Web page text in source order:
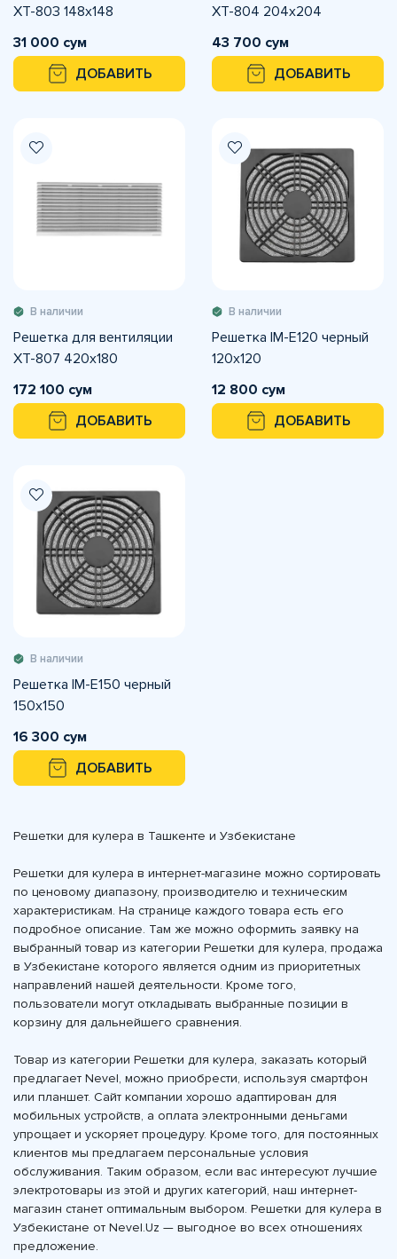
XT-803 148х148
31 000 сум
ДОБАВИТЬ
XT-804 204х204
43 700 сум
ДОБАВИТЬ
В наличии
Решетка для вентиляции
XT-807 420х180
172 100 сум
ДОБАВИТЬ
В наличии
Решетка IM-E120 черный
120х120
12 800 сум
ДОБАВИТЬ
В наличии
Решетка IM-E150 черный
150х150
16 300 сум
ДОБАВИТЬ
Решетки для кулера в Ташкенте и Узбекистане
Решетки для кулера в интернет-магазине можно сортировать
по ценовому диапазону, производителю и техническим
характеристикам. На странице каждого товара есть его
подробное описание. Там же можно оформить заявку на
выбранный товар из категории Решетки для кулера, продажа
в Узбекистане которого является одним из приоритетных
направлений нашей деятельности. Кроме того,
пользователи могут откладывать выбранные позиции в
корзину для дальнейшего сравнения.
Товар из категории Решетки для кулера, заказать который
предлагает Nevel, можно приобрести, используя смартфон
или планшет. Сайт компании хорошо адаптирован для
мобильных устройств, а оплата электронными деньгами
упрощает и ускоряет процедуру. Кроме того, для постоянных
клиентов мы предлагаем персональные условия
обслуживания. Таким образом, если вас интересуют лучшие
электротовары из этой и других категорий, наш интернет-
магазин станет оптимальным выбором. Решетки для кулера в
Узбекистане от Nevel.Uz — выгодное во всех отношениях
предложение.